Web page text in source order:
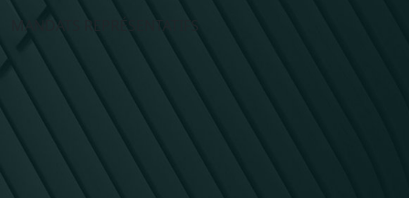
MANDATS REPRÉSENTATIFS